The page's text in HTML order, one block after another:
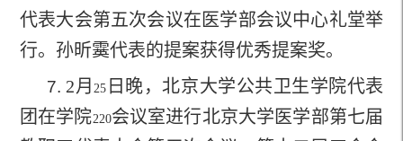
代表大会第五次会议在医学部会议中心礼堂举
行。孙昕霙代表的提案获得优秀提案奖。
7. 2月 25 日晚，北京大学公共卫生学院代表
团在学院220会议室进行北京大学医学部第七届